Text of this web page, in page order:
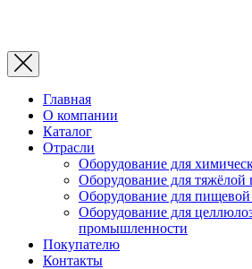
Главная
О компании
Каталог
Отрасли
Оборудование для
Оборудование для
Оборудование для
Оборудование для
промышленности
Покупателю
Контакты